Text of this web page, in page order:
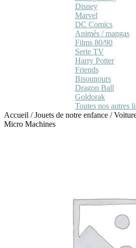
Disney
Marvel
DC Comics
Animés / mangas
Films 80/90
Serie TV
Harry Potter
Friends
Bisounours
Dragon Ball
Goldorak
Toutes nos autres
Accueil /Jouets de notre enfance /
Micro Machines